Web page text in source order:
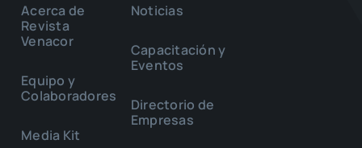
Acerca de
Revista
Venacor
Equipo y
Colaboradores
Media Kit
Noticias
Capacitación y
Eventos
Directorio de
Empresas